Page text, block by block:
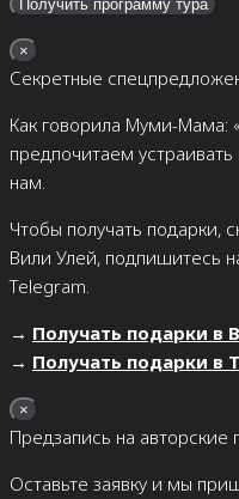
×
Секретные
Как говорила Муми-
предпочитаем
нам.
Чтобы получать подарки,
Вили Улей, подпишитесь
Telegram.
→ Получать подарки в
→ Получать подарки в
×
Предзапись на авторские
Оставьте заявку и мы